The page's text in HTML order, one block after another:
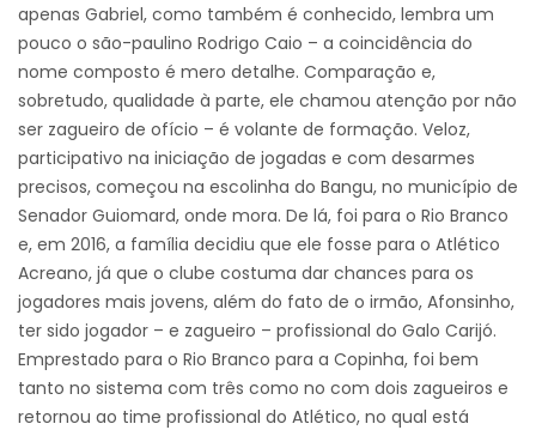
apenas Gabriel, como também é conhecido, lembra um
pouco o são-paulino Rodrigo Caio – a coincidência do
nome composto é mero detalhe. Comparação e,
sobretudo, qualidade à parte, ele chamou atenção por não
ser zagueiro de ofício – é volante de formação. Veloz,
participativo na iniciação de jogadas e com desarmes
precisos, começou na escolinha do Bangu, no município de
Senador Guiomard, onde mora. De lá, foi para o Rio Branco
e, em 2016, a família decidiu que ele fosse para o Atlético
Acreano, já que o clube costuma dar chances para os
jogadores mais jovens, além do fato de o irmão, Afonsinho,
ter sido jogador – e zagueiro – profissional do Galo Carijó.
Emprestado para o Rio Branco para a Copinha, foi bem
tanto no sistema com três como no com dois zagueiros e
retornou ao time profissional do Atlético, no qual está